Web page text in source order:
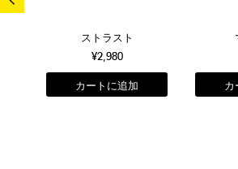
ストラスト
¥2,980